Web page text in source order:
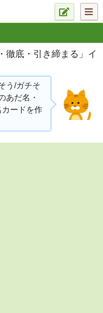
徹底・引き締まる」イ
う/ガチそ
あだ名・
ードを作